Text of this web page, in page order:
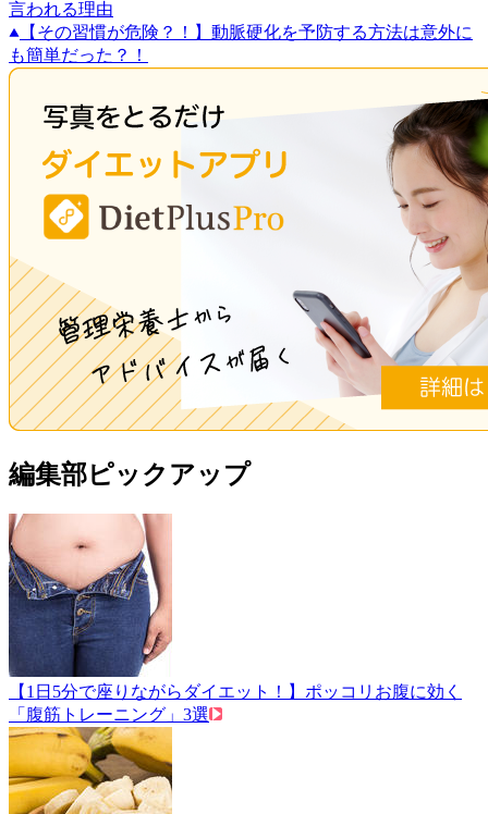
言われる理由
【その習慣が危険？！】動脈硬化を予防する方法は意外に
も簡単だった？！
編集部ピックアップ
【1日5分で座りながらダイエット！】ポッコリお腹に効く
「腹筋トレーニング」3選